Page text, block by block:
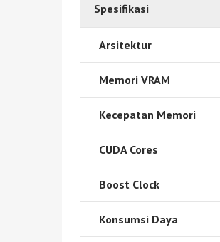
Spesifikasi
Arsitektur
Memori VRAM
Kecepatan Memori
CUDA Cores
Boost Clock
Konsumsi Daya